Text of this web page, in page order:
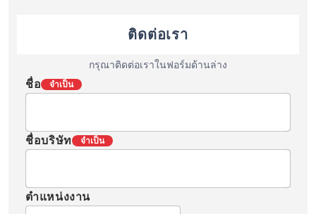
ติดต่อเรา
กรุณาติดต่อเราในฟอร์มด้านล่าง
ชื่อ จำเป็น
ชื่อบริษัท จำเป็น
ตำแหน่งงาน